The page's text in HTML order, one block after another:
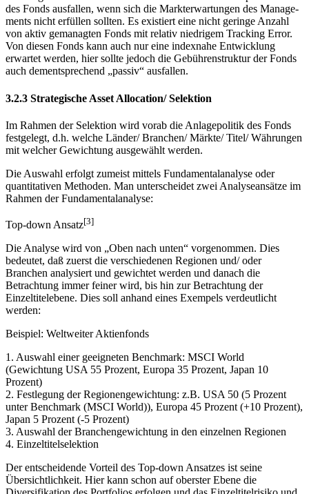
desto signifikanter kann im Nachhinein auch die Underperformance
des Fonds ausfallen, wenn sich die Markterwartungen des Manage-
ments nicht erfüllen sollten. Es existiert eine nicht geringe Anzahl
von aktiv gemanagten Fonds mit relativ niedrigem Tracking Error.
Von diesen Fonds kann auch nur eine indexnahe Entwicklung
erwartet werden, hier sollte jedoch die Gebührenstruktur der Fonds
Im Rahmen der Selektion wird vorab die Anlagepolitik des Fonds
festgelegt, d.h. welche Länder/ Branchen/ Märkte/ Titel/ Währungen
Die Auswahl erfolgt zumeist mittels Fundamentalanalyse oder
quantitativen Methoden. Man unterscheidet zwei Analyseansätze im
Die Analyse wird von „Oben nach unten“ vorgenommen. Dies
bedeutet, daß zuerst die verschiedenen Regionen und/ oder
Branchen analysiert und gewichtet werden und danach die
Betrachtung immer feiner wird, bis hin zur Betrachtung der
Einzeltitelebene. Dies soll anhand eines Exempels verdeutlicht
1. Auswahl einer geeigneten Benchmark: MSCI World
(Gewichtung USA 55 Prozent, Europa 35 Prozent, Japan 10
Prozent)
2. Festlegung der Regionengewichtung: z.B. USA 50 (5 Prozent
unter Benchmark (MSCI World)), Europa 45 Prozent (+10 Prozent),
Japan 5 Prozent (-5 Prozent)
3. Auswahl der Branchengewichtung in den einzelnen Regionen
Der entscheidende Vorteil des Top-down Ansatzes ist seine